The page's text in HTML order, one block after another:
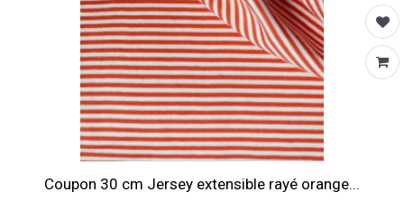
Coupon 30 cm Jersey extensible rayé orange...